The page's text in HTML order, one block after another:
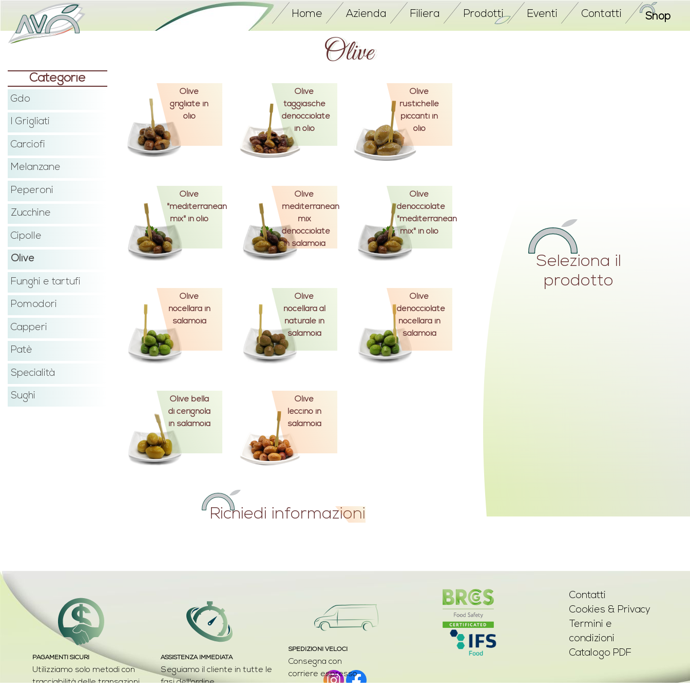
Home Azienda Filiera Prodotti Eventi Contatti Shop
Olive
Categorie
Gdo
I Grigliati
Carciofi
Melanzane
Peperoni
Zucchine
Cipolle
Olive
Funghi e tartufi
Pomodori
Capperi
Patè
Specialità
Sughi
Olive
grigliate in
olio
Olive
taggiasche
denocciolate
in olio
Olive
rustichelle
piccanti in
olio
Olive
"mediterranean
mix" in olio
Olive
mediterranean
mix
denocciolate
in salamoia
Olive
denocciolate
"mediterranean
mix" in olio
Olive
nocellara in
salamoia
Olive
nocellara al
naturale in
salamoia
Olive
denocciolate
nocellara in
salamoia
Olive bella
di cerignola
in salamoia
Olive
leccino in
salamoia
Richiedi informazioni
Seleziona il
prodotto
PAGAMENTI SICURI
Utilizziamo solo metodi con
tracciabilità delle transazioni
ASSISTENZA IMMEDIATA
Seguiamo il cliente in tutte le
fasi dell'ordine
SPEDIZIONI VELOCI
Consegna con
corriere espresso
Contatti
Cookies & Privacy
Termini e
condizioni
Catalogo PDF